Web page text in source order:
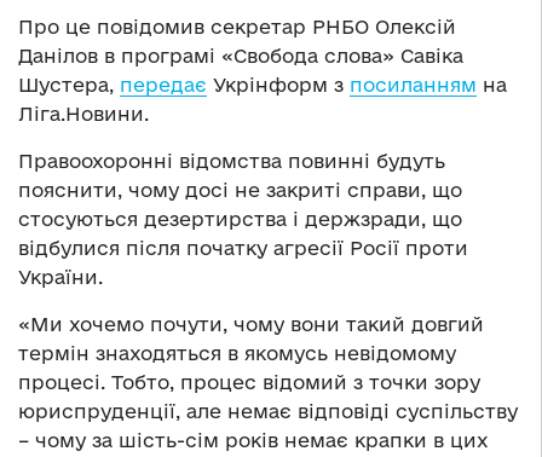
Про це повідомив секретар РНБО Олексій
Данілов в програмі «Свобода слова» Савіка
Шустера, передає Укрінформ з посиланням на
Ліга.Новини.
Правоохоронні відомства повинні будуть
пояснити, чому досі не закриті справи, що
стосуються дезертирства і держзради, що
відбулися після початку агресії Росії проти
України.
«Ми хочемо почути, чому вони такий довгий
термін знаходяться в якомусь невідомому
процесі. Тобто, процес відомий з точки зору
юриспруденції, але немає відповіді суспільству
– чому за шість-сім років немає крапки в цих